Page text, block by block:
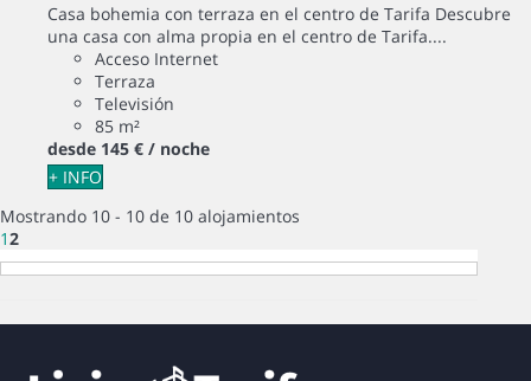
Casa bohemia con terraza en el centro de Tarifa Descubre
una casa con alma propia en el centro de Tarifa....
Acceso Internet
Terraza
Televisión
85 m²
desde 145 € / noche
+ INFO
Mostrando 10 - 10 de 10 alojamientos
12